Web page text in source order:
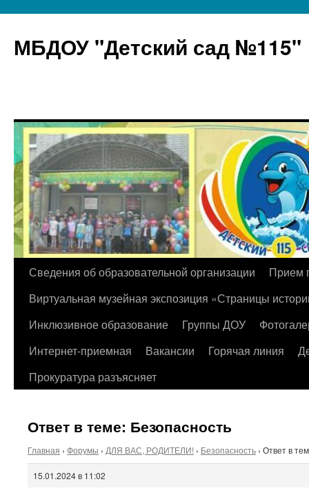
МБДОУ "Детский сад №115"
Перейти
содержимому
Сведения об образовательной организации
Прием
Виртуальная музейная экспозиция «Страницы
Инклюзивное образование
Группы ДОУ
Интернет-приемная
Вакансии Горячая линия
Прокуратура разъясняет
Ответ в теме: Безопасность
Главная › Форумы › ДЛЯ ВАС, РОДИТЕЛИ! › Безопасность › Ответ в
15.01.2024 в 11:02